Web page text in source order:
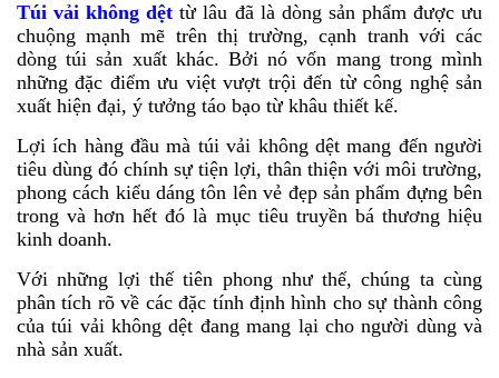
Túi vải không dệt từ lâu đã là dòng sản phẩm được ưu
chuộng mạnh mẽ trên thị trường, cạnh tranh với các
dòng túi sản xuất khác. Bởi nó vốn mang trong mình
những đặc điểm ưu việt vượt trội đến từ công nghệ sản
xuất hiện đại, ý tưởng táo bạo từ khâu thiết kế.
Lợi ích hàng đầu mà túi vải không dệt mang đến người
tiêu dùng đó chính sự tiện lợi, thân thiện với môi trường,
phong cách kiểu dáng tôn lên vẻ đẹp sản phẩm đựng bên
trong và hơn hết đó là mục tiêu truyền bá thương hiệu
kinh doanh.
Với những lợi thế tiên phong như thế, chúng ta cùng
phân tích rõ về các đặc tính định hình cho sự thành công
của túi vải không dệt đang mang lại cho người dùng và
nhà sản xuất.